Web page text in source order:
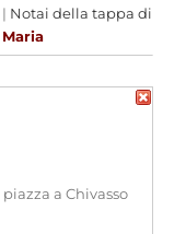
| Notai della tappa di
a Chivasso